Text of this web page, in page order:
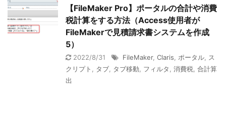
【FileMaker Pro】ポータルの合計や消費
税計算をする方法（Access使用者が
FileMakerで見積請求書システムを作成
5）
2022/8/31 FileMaker, Claris ポータル
ス
クリプト
タブ タブ移動 フィルタ 消費税 合計算
出